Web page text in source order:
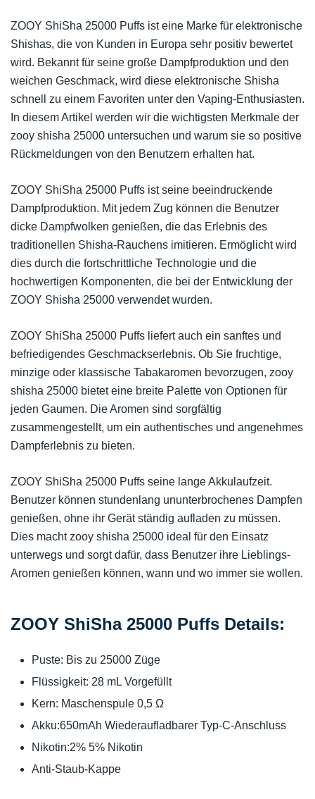
ZOOY ShiSha 25000 Puffs ist eine Marke für elektronische
Shishas, die von Kunden in Europa sehr positiv bewertet
wird. Bekannt für seine große Dampfproduktion und den
weichen Geschmack, wird diese elektronische Shisha
schnell zu einem Favoriten unter den Vaping-Enthusiasten.
In diesem Artikel werden wir die wichtigsten Merkmale der
zooy shisha 25000 untersuchen und warum sie so positive
Rückmeldungen von den Benutzern erhalten hat.
ZOOY ShiSha 25000 Puffs ist seine beeindruckende
Dampfproduktion. Mit jedem Zug können die Benutzer
dicke Dampfwolken genießen, die das Erlebnis des
traditionellen Shisha-Rauchens imitieren. Ermöglicht wird
dies durch die fortschrittliche Technologie und die
hochwertigen Komponenten, die bei der Entwicklung der
ZOOY Shisha 25000 verwendet wurden.
ZOOY ShiSha 25000 Puffs liefert auch ein sanftes und
befriedigendes Geschmackserlebnis. Ob Sie fruchtige,
minzige oder klassische Tabakaromen bevorzugen, zooy
shisha 25000 bietet eine breite Palette von Optionen für
jeden Gaumen. Die Aromen sind sorgfältig
zusammengestellt, um ein authentisches und angenehmes
Dampferlebnis zu bieten.
ZOOY ShiSha 25000 Puffs seine lange Akkulaufzeit.
Benutzer können stundenlang ununterbrochenes Dampfen
genießen, ohne ihr Gerät ständig aufladen zu müssen.
Dies macht zooy shisha 25000 ideal für den Einsatz
unterwegs und sorgt dafür, dass Benutzer ihre Lieblings-
Aromen genießen können, wann und wo immer sie wollen.
ZOOY ShiSha 25000 Puffs Details:
Puste: Bis zu 25000 Züge
Flüssigkeit: 28 mL Vorgefüllt
Kern: Maschenspule 0,5 Ω
Akku:650mAh Wiederaufladbarer Typ-C-Anschluss
Nikotin:2% 5% Nikotin
Anti-Staub-Kappe